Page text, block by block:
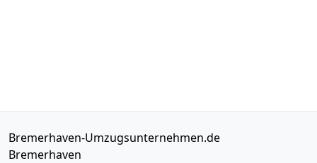
Bremerhaven-Umzugsunternehmen.de
Bremerhaven